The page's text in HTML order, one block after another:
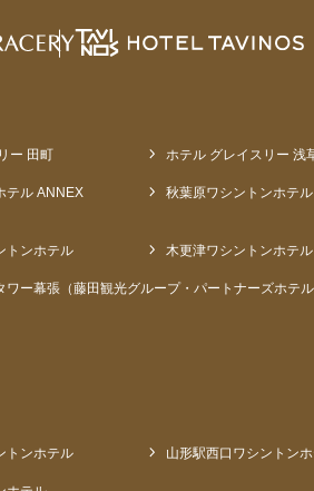
ー 田町 ホテル グレイスリー 浅
テル ANNEX
秋葉原ワシントンホテル
トンホテル 木更津ワシントンホテル
ワー幕張（藤田観光グループ・パートナーズホテル
トンホテル 山形駅西口ワシントン